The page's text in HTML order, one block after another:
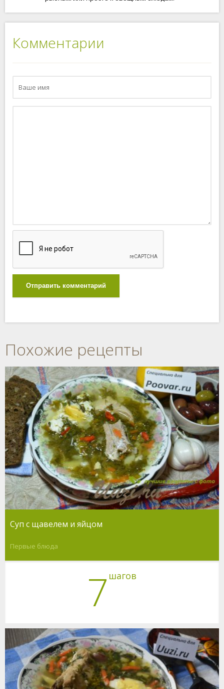
Комментарии
Отправить комментарий
Похожие рецепты
Суп с щавелем и яйцом
Первые блюда
7 шагов